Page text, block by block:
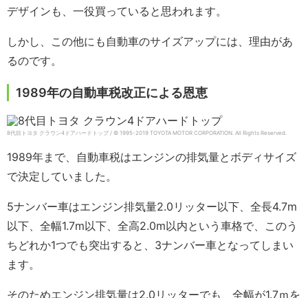
デザインも、一役買っていると思われます。
しかし、この他にも自動車のサイズアップには、理由があ
るのです。
1989年の自動車税改正による恩恵
8代目トヨタ クラウン4ドアハードトップ / © 1995-2019 TOYOTA MOTOR CORPORATION. All Rights Reserved.
1989年まで、自動車税はエンジンの排気量とボディサイズ
で決定していました。
5ナンバー車はエンジン排気量2.0リッター以下、全長4.7m
以下、全幅1.7m以下、全高2.0m以内という車格で、このう
ちどれか1つでも突出すると、3ナンバー車となってしまい
ます。
そのためエンジン排気量は2.0リッターでも、全幅が1.7ｍを